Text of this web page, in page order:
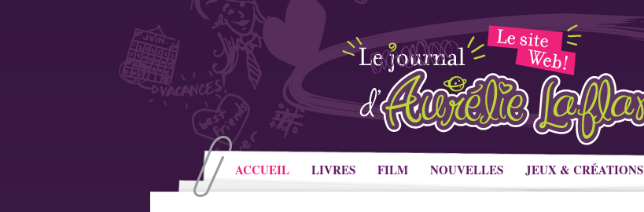
ACCUEIL LIVRES FILM NOUVELLES JEUX & CRÉATIONS